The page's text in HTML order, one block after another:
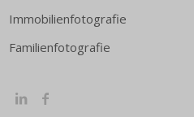
Immobilienfotografie
Familienfotografie